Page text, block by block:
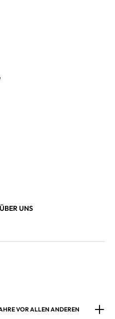
UNS
VOR ALLEN ANDEREN